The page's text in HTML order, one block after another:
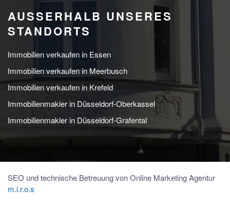
AUSSERHALB UNSERES S
TANDORTS
Immobilien verkaufen in Essen
Immobilien verkaufen in Meerbusch
Immobilien verkaufen in Krefeld
Immobilienmakler in Düsseldorf-Oberkassel
Immobilienmakler in Düsseldorf-Grafental
SEO und technische Betreuung von Online Marketing Agentur
m.i.r.o.s